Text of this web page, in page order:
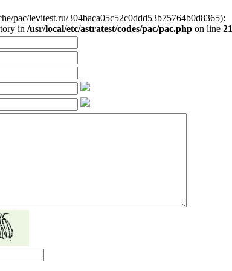
pac/levitest.ru/304baca05c52c0ddd53b75764b0d8365):
in /usr/local/etc/astratest/codes/pac/pac.php on line 21